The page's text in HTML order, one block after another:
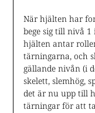
När hjälten har
bege sig till nivå
hjälten antar
tärningarna, och
gällande nivån (i
skelett, slemhög,
det är nu upp till
tärningar för att